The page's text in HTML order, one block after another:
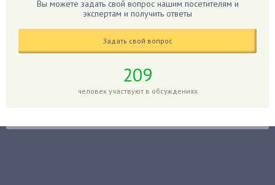
Гладиолусы
Грибы
Вы можете задать свой вопрос нашим посетителям и
экспертам и получить ответы
Задать свой вопрос
209
человек участвуют в обсуждениях